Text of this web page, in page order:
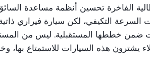
الفاخرة تحسين أنظمة مساعدة
السرعة التكيفي، لكن سيارة فيراري
ضمن خططها المستقبلية. ليس من
يشترون هذه السيارات للاستمتاع